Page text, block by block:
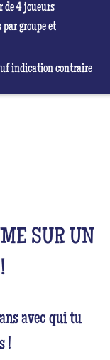
de 4 joueurs
groupe et
indication contraire
SUR UN
avec qui tu
!